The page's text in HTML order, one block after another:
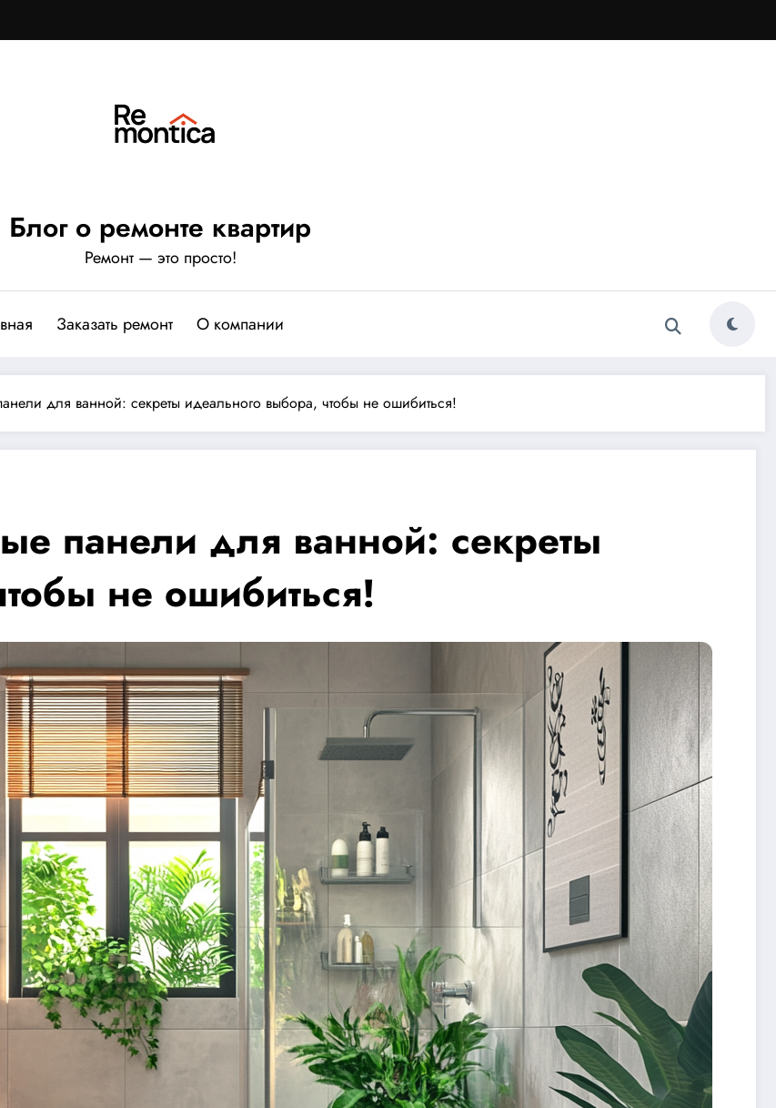
Блог о ремонте квартир
Ремонт — это просто!
Заказать ремонт О компании
для ванной: секреты идеального выбора, чтобы не ошибиться!
панели для ванной: секреты
не ошибиться!